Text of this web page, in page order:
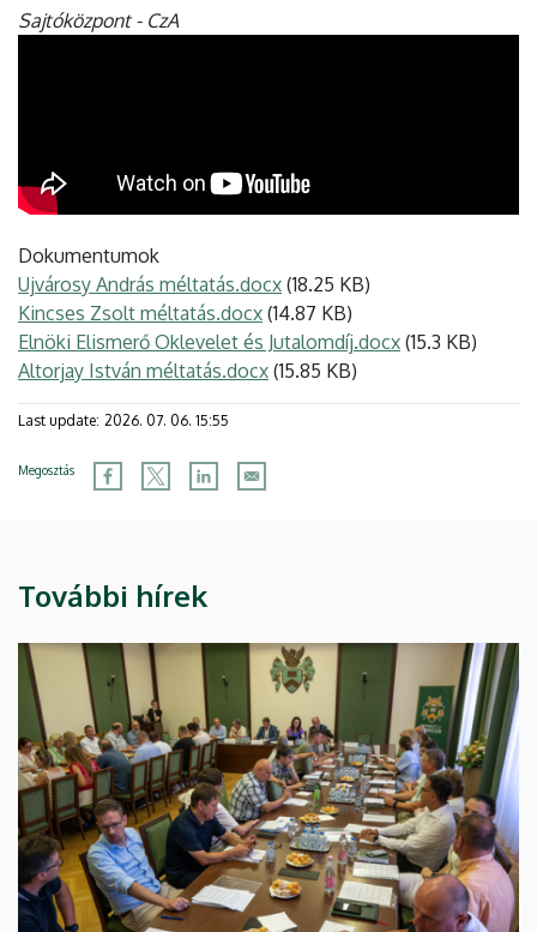
Sajtóközpont - CzA
Dokumentumok
Ujvárosy András méltatás.docx (18.25 KB)
Kincses Zsolt méltatás.docx (14.87 KB)
Elnöki Elismerő Oklevelet és Jutalomdíj.docx (15.3 KB)
Altorjay István méltatás.docx (15.85 KB)
Last update: 2026. 07. 06. 15:55
Megosztás
További hírek